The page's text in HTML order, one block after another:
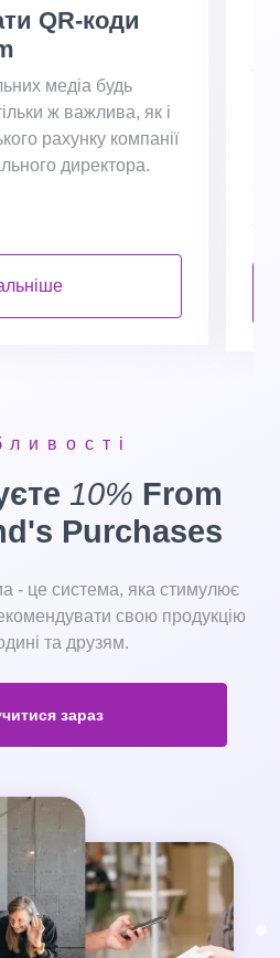
QR-коди
медіа будь
ж важлива, як і
рахунку компанії
директора.
10% From
Purchases
- це система, яка стимулює
свою продукцію
та друзям.
зараз